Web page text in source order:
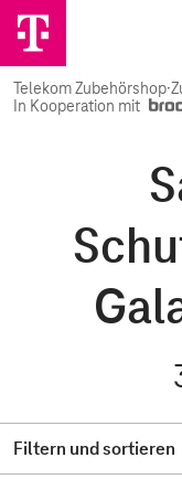
Telekom Zubehörshop·
In Kooperation mit
Filtern und sortieren